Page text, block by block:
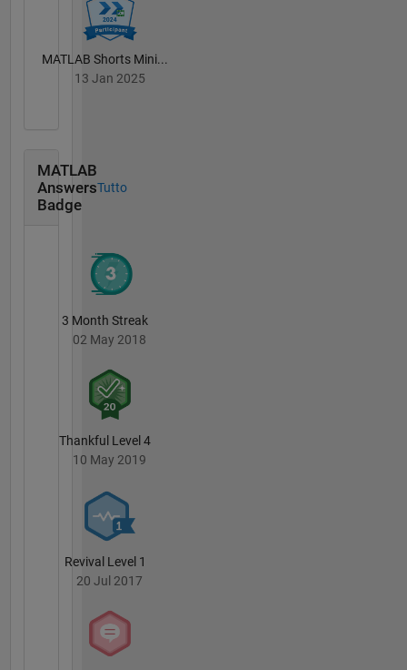
MATLAB Shorts Mini...
13 Jan 2025
MATLAB
Answers
Badge
Tutto
3 Month Streak
02 May 2018
Thankful Level 4
10 May 2019
Revival Level 1
20 Jul 2017